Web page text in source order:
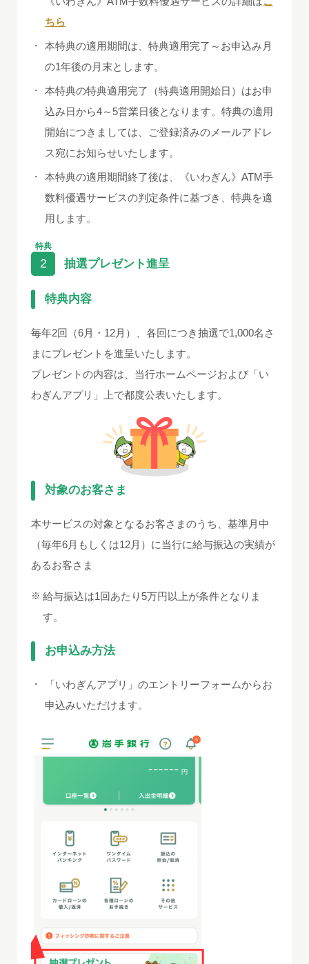
ちら
・
本特典の適用期間は、特典適用完了～お申込み月
の1年後の月末とします。
・
本特典の特典適用完了（特典適用開始日）はお申
込み日から4～5営業日後となります。特典の適用
開始につきましては、ご登録済みのメールアドレ
ス宛にお知らせいたします。
・
本特典の適用期間終了後は、《いわぎん》ATM手
数料優遇サービスの判定条件に基づき、特典を適
用します。
特典
2 抽選プレゼント進呈
特典内容
毎年2回（6月・12月）、各回につき抽選で1,000名さ
まにプレゼントを進呈いたします。
プレゼントの内容は、当行ホームページおよび「い
わぎんアプリ」上で都度公表いたします。
対象のお客さま
本サービスの対象となるお客さまのうち、基準月中
（毎年6月もしくは12月）に当行に給与振込の実績が
あるお客さま
給与振込は1回あたり5万円以上が条件となりま
す。
お申込み方法
・
「いわぎんアプリ」のエントリーフォームからお
申込みいただけます。